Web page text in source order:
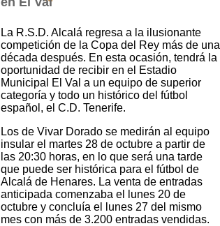
La R.S.D. Alcalá regresa a la ilusionante
competición de la Copa del Rey más de una
década después. En esta ocasión, tendrá la
oportunidad de recibir en el Estadio
Municipal El Val a un equipo de superior
categoría y todo un histórico del fútbol
español, el C.D. Tenerife.
Los de Vivar Dorado se medirán al equipo
insular el martes 28 de octubre a partir de
las 20:30 horas, en lo que será una tarde
que puede ser histórica para el fútbol de
Alcalá de Henares. La venta de entradas
anticipada comenzaba el lunes 20 de
octubre y concluía el lunes 27 del mismo
mes con más de 3.200 entradas vendidas.